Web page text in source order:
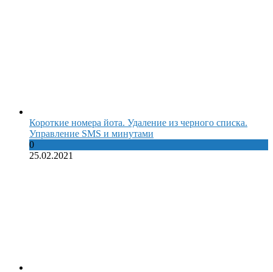
Короткие номера йота. Удаление из черного списка.
Управление SMS и минутами
0
25.02.2021